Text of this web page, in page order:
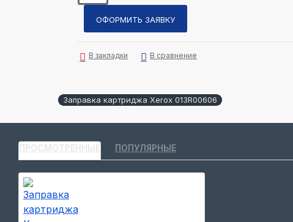
ОФОРМИТЬ ЗАЯВКУ
В закладки В сравнение
Заправка картриджа Xerox 013R00606
ПРОСМОТРЕННЫЕ ПОПУЛЯРНЫЕ